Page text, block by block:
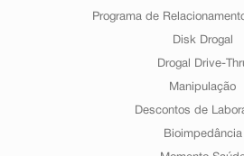
Programa de
Disk Drogal
Drogal Drive-
Manipulação
Descontos de
Bioimpedância